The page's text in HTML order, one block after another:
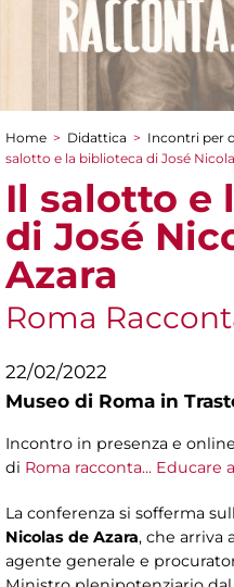
Tu sei qui
Home > Didattica > Incontri per
salotto e la biblioteca di José
Il salotto e
di José
Azara
Roma
22/02/2022
Museo di Roma in
Incontro in presenza e
di Roma racconta...
La conferenza si sofferma
Nicolas de Azara, che arriva
agente generale e